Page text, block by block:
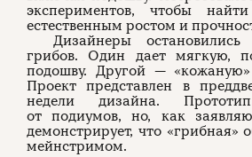
экспериментов, чтобы
естественным ростом и
Дизайнеры
грибов. Один дает мягкую,
подошву. Другой —
Проект представлен в
недели дизайна.
от подиумов, но, как
демонстрирует, что «грибная»
мейнстримом.